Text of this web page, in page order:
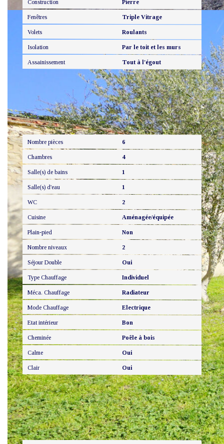
Construction Pierre
Fenêtres Triple Vitrage
Volets Roulants
Isolation Par le toit et les murs
Assainissement Tout à l'égout
Intérieur
Nombre pièces 6
Chambres 4
Salle(s) de bains 1
Salle(s) d'eau 1
WC 2
Cuisine Aménagée/équipée
Plain-pied Non
Nombre niveaux 2
Séjour Double Oui
Type Chauffage Individuel
Méca. Chauffage Radiateur
Mode Chauffage Electrique
Etat intérieur Bon
Cheminée Poêle à bois
Calme Oui
Clair Oui
Autres